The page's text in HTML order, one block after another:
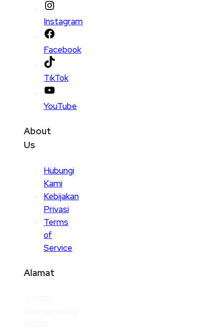
Instagram
Facebook
TikTok
YouTube
About
Us
Hubungi
Kami
Kebijakan
Privasi
Terms
of
Service
Alamat